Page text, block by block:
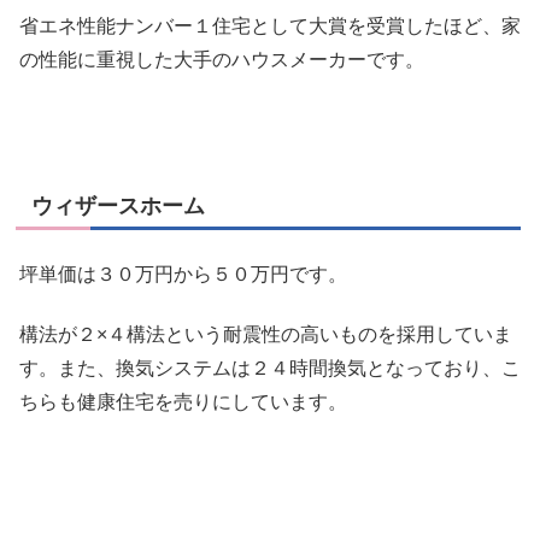
省エネ性能ナンバー１住宅として大賞を受賞したほど、家
の性能に重視した大手のハウスメーカーです。
ウィザースホーム
坪単価は３０万円から５０万円です。
構法が２×４構法という耐震性の高いものを採用していま
す。また、換気システムは２４時間換気となっており、こ
ちらも健康住宅を売りにしています。